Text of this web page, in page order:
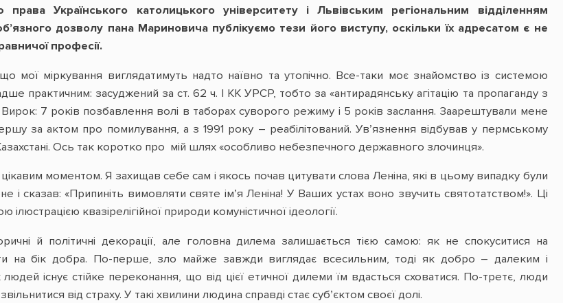
Українського католицького університету і Львівським регіональним відділенням
дозволу пана Мариновича публікуємо тези його виступу, оскільки їх адресатом є не
професії.
мої міркування виглядатимуть надто наївно та утопічно. Все-таки моє знайомство із системою
практичним: засуджений за ст. 62 ч. І КК УРСР, тобто за «антирадянську агітацію та пропаганду з
7 років позбавлення волі в таборах суворого режиму і 5 років заслання. Заарештували мене
за актом про помилування, а з 1991 року – реабілітований. Ув’язнення відбував у пермському
Ось так коротко про мій шлях «особливо небезпечного державного злочинця».
моментом. Я захищав себе сам і якось почав цитувати слова Леніна, які в цьому випадку були
і сказав: «Припиніть вимовляти святе ім’я Леніна! У Ваших устах воно звучить святотатством!». Ці
квазірелігійної природи комуністичної ідеології.
й політичні декорації, але головна дилема залишається тією самою: як не спокуситися на
на бік добра. По-перше, зло майже завжди виглядає всесильним, тоді як добро – далеким і
існує стійке переконання, що від цієї етичної дилеми їм вдасться сховатися. По-третє, люди
від страху. У такі хвилини людина справді стає суб’єктом своєї долі.